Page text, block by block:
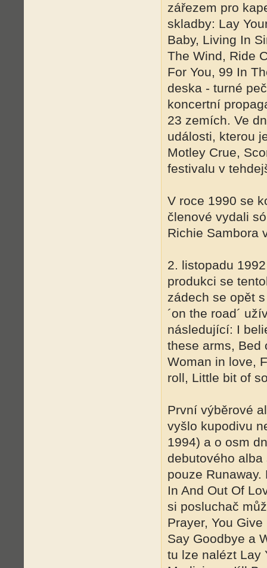
zářezem pro
skladby: Lay
Baby, Living In
The Wind, Ride
For You, 99 In
deska - turné
koncertní
23 zemích. Ve
události, kterou
Motley Crue,
festivalu v
V roce 1990 se
členové vydali
Richie Sambora
2. listopadu
produkci se
zádech se opět
´on the road´
následující: I
these arms, Bed
Woman in love,
roll, Little bit of
První výběrové
vyšlo kupodivu
1994) a o osm
debutového
pouze
In And Out Of
si posluchač
Prayer, You
Say Goodbye a
tu lze nalézt Lay